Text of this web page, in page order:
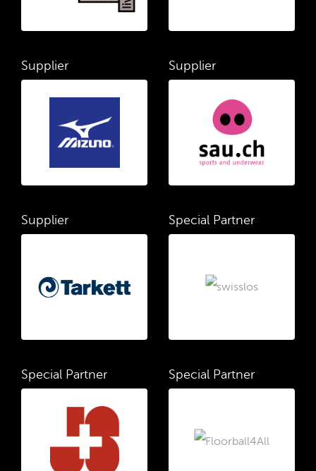
Supplier Supplier
Supplier Special Partner
Special Partner Special Partner